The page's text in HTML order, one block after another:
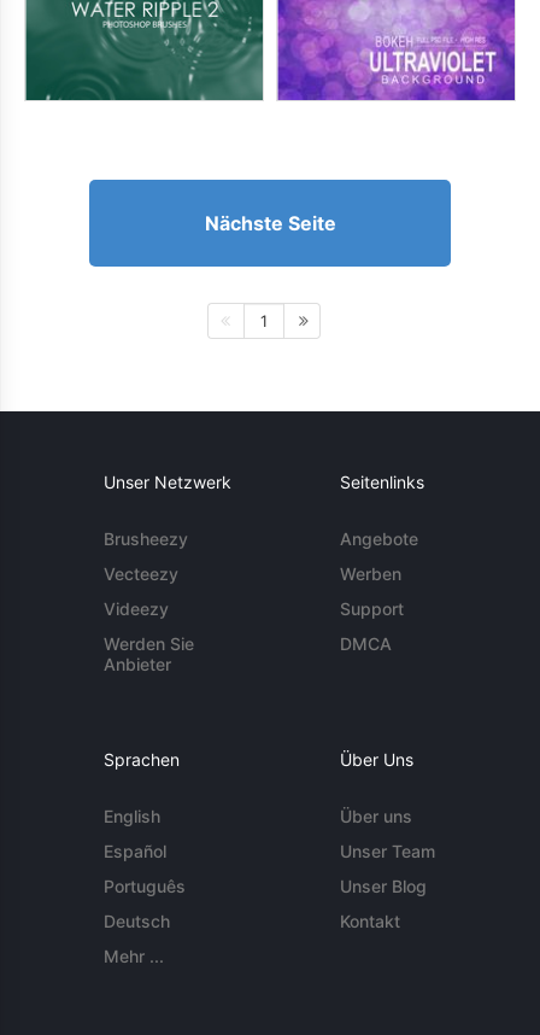
Nächste Seite
1
Unser Netzwerk
Brusheezy
Vecteezy
Videezy
Werden Sie
Anbieter
Seitenlinks
Angebote
Werben
Support
DMCA
Sprachen
English
Español
Português
Deutsch
Mehr ...
Über Uns
Über uns
Unser Team
Unser Blog
Kontakt